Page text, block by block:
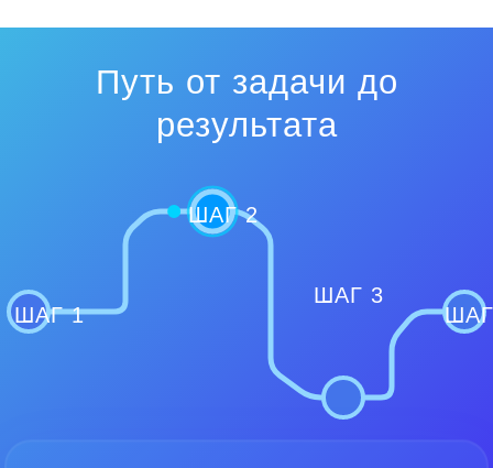
Путь от задачи до
результата
ШАГ 1
ШАГ 2
ШАГ 3